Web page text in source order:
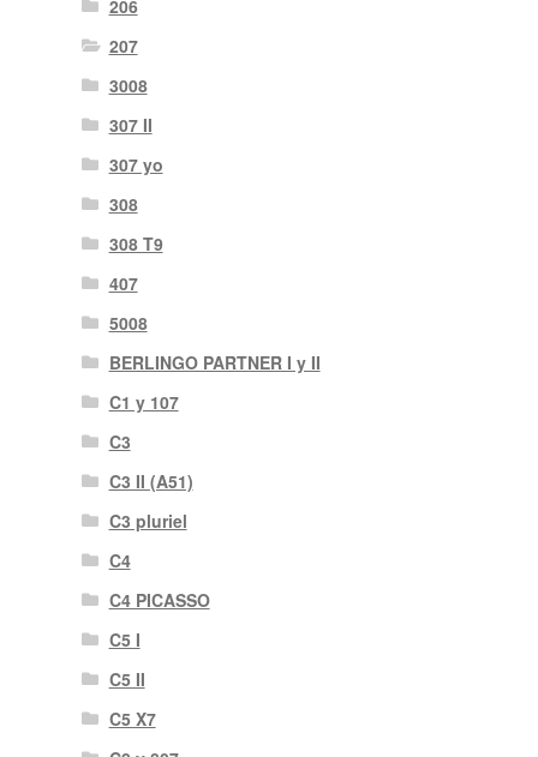
206
207
3008
307 II
307 yo
308
308 T9
407
5008
BERLINGO PARTNER I y II
C1 y 107
C3
C3 II (A51)
C3 pluriel
C4
C4 PICASSO
C5 I
C5 II
C5 X7